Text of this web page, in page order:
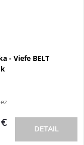
- Viefe BELT
DETAIL